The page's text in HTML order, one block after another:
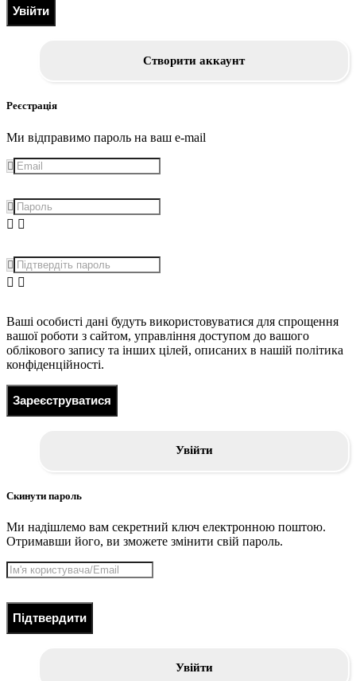
Увійти
Створити аккаунт
Реєстрація
Ми відправимо пароль на ваш e-mail
Ваші особисті дані будуть використовуватися для спрощення
вашої роботи з сайтом, управління доступом до вашого
облікового запису та інших цілей, описаних в нашій політика
конфіденційності.
Зареєструватися
Увійти
Скинути пароль
Ми надішлемо вам секретний ключ електронною поштою.
Отримавши його, ви зможете змінити свій пароль.
Підтвердити
Увійти